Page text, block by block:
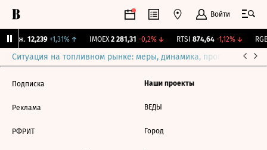
Войти
Бирж. 12,239 +1,31%↑ IMOEX 2 281,31 -0,2%↓ RTSI 874,64 -1,12%↓ RGBI
Ситуация на топливном рынке: меры, динамика, прогнозы
Подписка
Реклама
РФРИТ
Наши проекты
ВЕДЫ
Город